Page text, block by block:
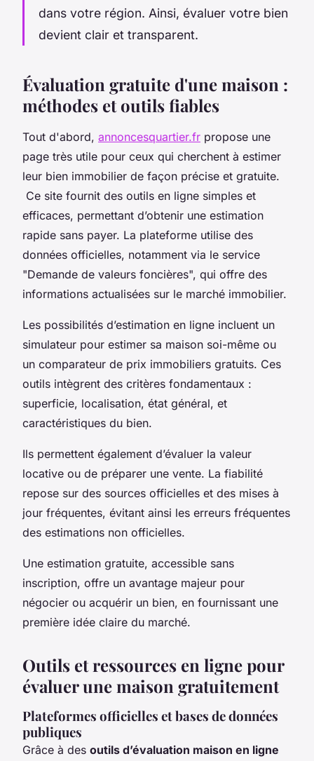
dans votre région. Ainsi, évaluer votre bien
devient clair et transparent.
Évaluation gratuite d'une maison :
méthodes et outils fiables
Tout d'abord, annoncesquartier.fr propose une
page très utile pour ceux qui cherchent à estimer
leur bien immobilier de façon précise et gratuite.
Ce site fournit des outils en ligne simples et
efficaces, permettant d’obtenir une estimation
rapide sans payer. La plateforme utilise des
données officielles, notamment via le service
"Demande de valeurs foncières", qui offre des
informations actualisées sur le marché immobilier.
Les possibilités d’estimation en ligne incluent un
simulateur pour estimer sa maison soi-même ou
un comparateur de prix immobiliers gratuits. Ces
outils intègrent des critères fondamentaux :
superficie, localisation, état général, et
caractéristiques du bien.
Ils permettent également d’évaluer la valeur
locative ou de préparer une vente. La fiabilité
repose sur des sources officielles et des mises à
jour fréquentes, évitant ainsi les erreurs fréquentes
des estimations non officielles.
Une estimation gratuite, accessible sans
inscription, offre un avantage majeur pour
négocier ou acquérir un bien, en fournissant une
première idée claire du marché.
Outils et ressources en ligne pour
évaluer une maison gratuitement
Plateformes officielles et bases de données
publiques
Grâce à des outils d’évaluation maison en ligne